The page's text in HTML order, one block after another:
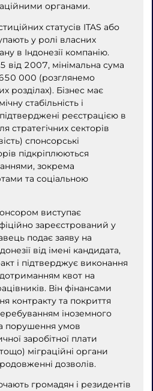
органами.
статусів ITAS або
у ролі власних
в Індонезії компанію.
від 2007, мінімальна сума
000 (розглянемо
розділах). Бізнес має
стабільність і
реєстрацією в
стратегічних секторів
спонсорські
підкріплюються
зокрема
та соціальною
виступає
зареєстрований у
подає заяву на
від імені кандидата,
і підтверджує виконання
квот на
Він фінансами
контракту та покриття
іноземного
порушення умов
заробітної плати
міграційні органи
дозволів.
громадян і резидентів